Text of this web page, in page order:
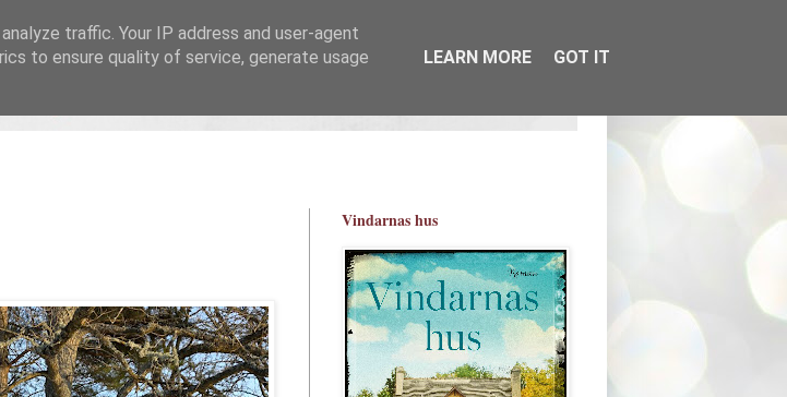
Vindarnas hus
traffic. Your IP address and user-agent
to ensure quality of service, generate usage
LEARN MORE GOT IT